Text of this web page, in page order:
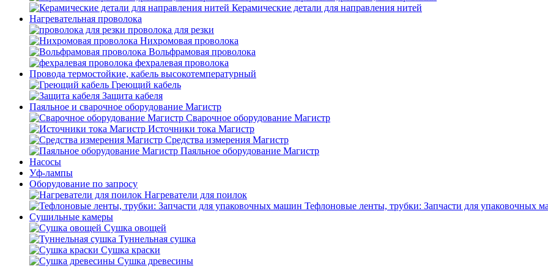
Керамические детали для направления нитей
Нагревательная проволока
проволока для резки
Нихромовая проволока
Вольфрамовая проволока
фехралевая проволока
Провода термостойкие, кабель высокотемпературный
Греющий кабель
Защита кабеля
Паяльное и сварочное оборудование Магистр
Сварочное оборудование Магистр
Источники тока Магистр
Средства измерения Магистр
Паяльное оборудование Магистр
Насосы
Уф-лампы
Оборудование по запросу
Нагреватели для поилок
Тефлоновые ленты, трубки: Запчасти для упаковочных
Сушильные камеры
Сушка овощей
Туннельная сушка
Сушка краски
Сушка древесины